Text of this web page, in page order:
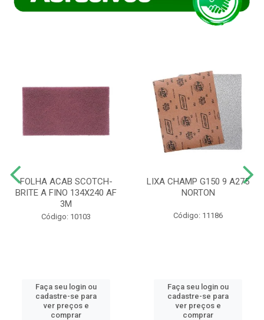
FOLHA ACAB SCOTCH-
BRITE A FINO 134X240 AF
3M
Código: 10103
Faça seu login ou
cadastre-se para
ver preços e
comprar
LIXA CHAMP G150 9 A275
NORTON
Código: 11186
Faça seu login ou
cadastre-se para
ver preços e
comprar